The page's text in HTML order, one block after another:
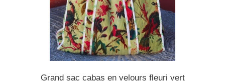
Grand sac cabas en velours fleuri vert